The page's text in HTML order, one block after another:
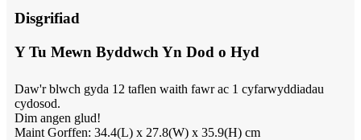
Disgrifiad
Y Tu Mewn Byddwch Yn Dod o Hyd
Daw'r blwch gyda 12 taflen waith fawr ac 1 cyfarwyddiadau
cydosod.
Dim angen glud!
Maint Gorffen: 34.4(L) x 27.8(W) x 35.9(H) cm